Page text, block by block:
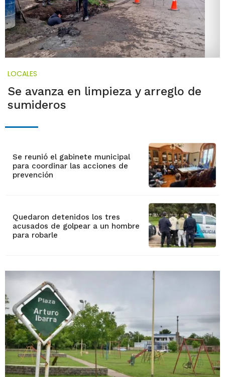
LOCALES
Se avanza en limpieza y arreglo de
sumideros
Se reunió el gabinete municipal
para coordinar las acciones de
prevención
Quedaron detenidos los tres
acusados de golpear a un hombre
para robarle